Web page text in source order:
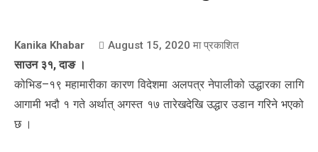
Kanika Khabar August 15, 2020 मा प्रकाशित
साउन ३१, दाङ ।
कोभिड–१९ महामारीका कारण विदेशमा अलपत्र नेपालीको उद्धारका लागि
आगामी भदौ १ गते अर्थात् अगस्त १७ तारेखदेखि उद्धार उडान गरिने भएको
छ ।